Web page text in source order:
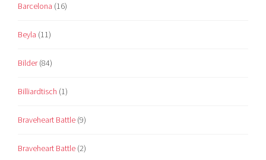
Barcelona (16)
Beyla (11)
Bilder(84)
Billiardtisch (1)
Braveheart Battle (9)
Braveheart Battle (2)